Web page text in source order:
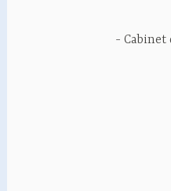
Cabinet